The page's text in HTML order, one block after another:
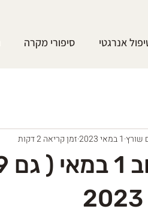
סיפורי מקרה אנרגטי
שורץ 1 במאי 2023 זמן קריאה 2 דקות